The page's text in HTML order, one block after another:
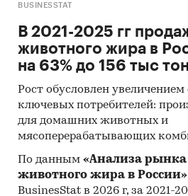
BUSINESSTAT
В 2021-2025 гг
животного жира в
на 63% до 156 тыс
Рост обусловлен
ключевых потребителей:
для домашних животных и
мясоперерабатывающих
По данным «Анализа рынка
животного жира в России»
BusinesStat в 2026 г, за 2021-